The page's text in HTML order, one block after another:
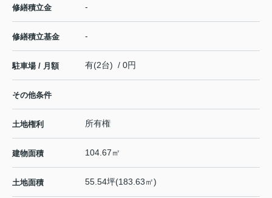
修繕積立金 -
修繕積立基金 -
駐車場 / 月額 有(2台) / 0円
その他条件
土地権利 所有権
建物面積 104.67㎡
土地面積 55.54坪(183.63㎡)